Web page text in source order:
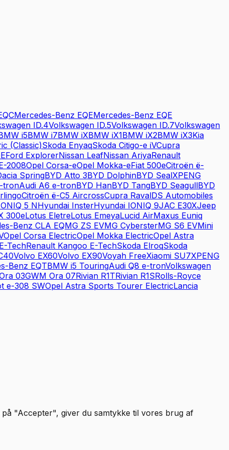
Mercedes-Benz EQEMercedes-Benz EQE
ID.4Volkswagen ID.5Volkswagen ID.7Volkswagen
i5BMW i7BMW iXBMW iX1BMW iX2BMW iX3Kia
(Classic)Skoda EnyaqSkoda Citigo-e iVCupra
Ford ExplorerNissan LeafNissan AriyaRenault
2008Opel Corsa-eOpel Mokka-eFiat 500eCitroën ë-
SpringBYD Atto 3BYD DolphinBYD SealXPENG
tronAudi A6 e-tronBYD HanBYD TangBYD SeagullBYD
Citroën ë-C5 AircrossCupra RavalDS Automobiles
5 NHyundai InsterHyundai IONIQ 9JAC E30XJeep
300eLotus EletreLotus EmeyaLucid AirMaxus Euniq
Benz CLA EQMG ZS EVMG CybersterMG S6 EVMini
Opel Corsa ElectricOpel Mokka ElectricOpel Astra
TechRenault Kangoo E-TechSkoda ElroqSkoda
Volvo EX60Volvo EX90Voyah FreeXiaomi SU7XPENG
Benz EQTBMW i5 TouringAudi Q8 e-tronVolkswagen
03GWM Ora 07Rivian R1TRivian R1SRolls-Royce
e-308 SWOpel Astra Sports Tourer ElectricLancia
"Accepter", giver du samtykke til vores brug af